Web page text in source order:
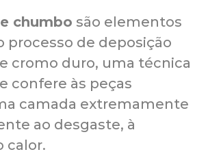
chumbo são elementos
processo de deposição
cromo duro, uma técnica
confere às peças
camada extremamente
ao desgaste, à
calor.